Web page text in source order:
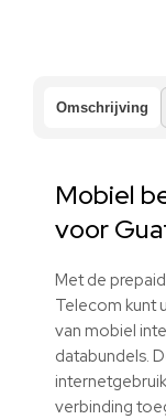
Omschrijving
Mobiel
voor
Met de
Telecom kunt
van mobiel
databundels.
verbinding